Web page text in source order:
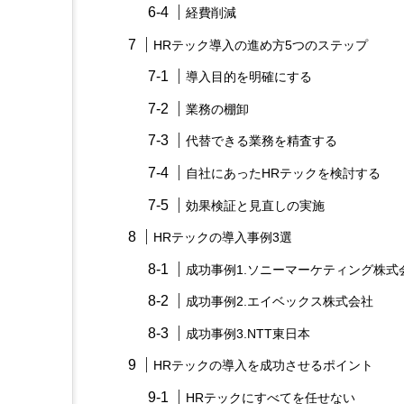
経費削減
HRテック導入の進め方5つのステップ
導入目的を明確にする
業務の棚卸
代替できる業務を精査する
自社にあったHRテックを検討する
効果検証と見直しの実施
HRテックの導入事例3選
成功事例1.ソニーマーケティング株式
成功事例2.エイベックス株式会社
成功事例3.NTT東日本
HRテックの導入を成功させるポイント
HRテックにすべてを任せない